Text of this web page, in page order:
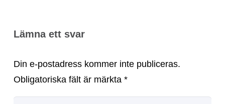
Lämna ett svar
Din e-postadress kommer inte publiceras.
Obligatoriska fält är märkta *